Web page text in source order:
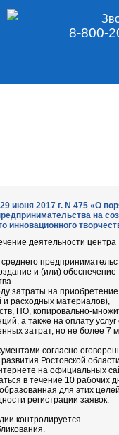
8-800-
июня 2017 г. N 475 «О
на
инновационного
деятельности центра
и (или) обеспечение
затраты на приобретение
и расходных материалов),
ПО, копировально-
а также на оплату услуг
затрат, но не более 7
согласно
Ростовской
на официальных
в течение 10 рабочих
для этих целей
регистрации заявок.
контролируется.